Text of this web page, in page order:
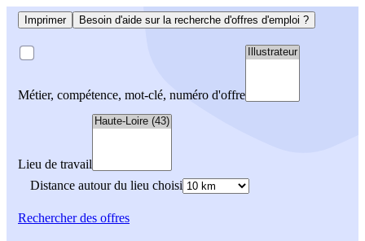
Imprimer Besoin d'aide sur la recherche d'offres d'emploi ?
Métier, compétence, mot-clé, numéro d'offre
Lieu de travail
Distance autour du lieu choisi
Rechercherdes offres